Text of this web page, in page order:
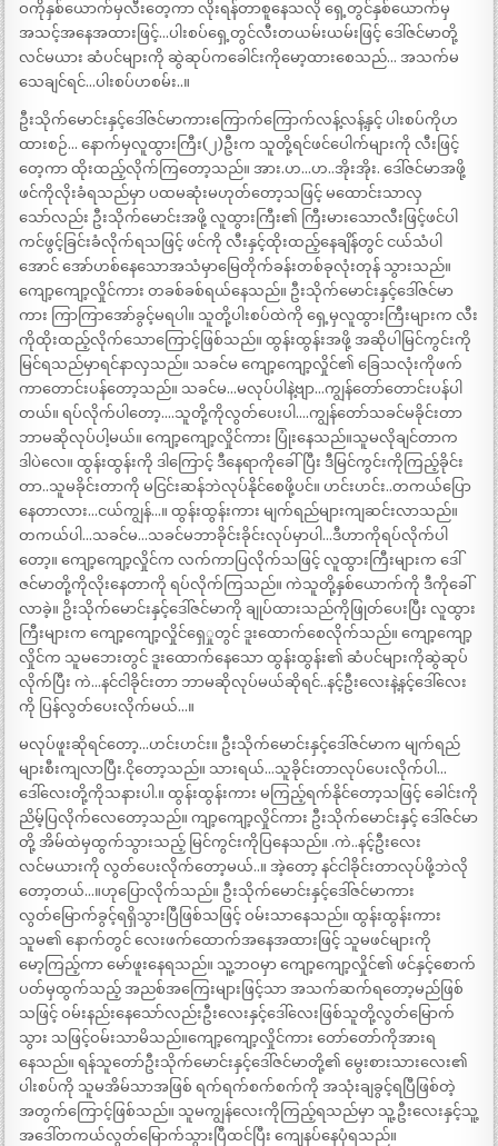
ဝကိုနှစ်ယောက်မှလီးတေ့ကာ လိုးရန်တာစူနေသလို ရှေ့တွင်နှစ်ယောက်မှ
အသင့်အနေအထားဖြင့်…ပါးစပ်ရှေ့တွင်လီးတယမ်းယမ်းဖြင့် ဒေါ်ဇင်မာတို့
လင်မယား ဆံပင်များကို ဆွဲဆုပ်ကခေါင်းကိုမော့ထားစေသည်… အသက်မ
သေချင်ရင်…ပါးစပ်ဟစမ်း..။
ဦးသိုက်မောင်းနှင့်ဒေါ်ဇင်မာကားကြောက်ကြောက်လန့်လန့်နှင့် ပါးစပ်ကိုဟ
ထားစဉ်… နောက်မှလူထွားကြီး(၂)ဦးက သူတို့ရင်ဖင်ပေါက်များကို လီးဖြင့်
တေ့ကာ ထိုးထည့်လိုက်ကြတော့သည်။ အား.ဟ…ဟ..အိုးအိုး. ဒေါ်ဇင်မာအဖို့
ဖင်ကိုလိုးခံရသည်မှာ ပထမဆုံးမဟုတ်တော့သဖြင့် မထောင်းသာလှ
သော်လည်း ဦးသိုက်မောင်းအဖို့ လူထွားကြီး၏ ကြီးမားသောလီးဖြင့်ဖင်ပါ
ကင်ဖွင့်ခြင်းခံလိုက်ရသဖြင့် ဖင်ကို လီးနှင့်ထိုးထည့်နေချိန်တွင် ငယ်သံပါ
အောင် အော်ဟစ်နေသောအသံမှာမြေတိုက်ခန်းတစ်ခုလုံးတုန် သွားသည်။
ကျော့ကျော့လှိုင်ကား တခစ်ခစ်ရယ်နေသည်။ ဦးသိုက်မောင်းနှင့်ဒေါ်ဇင်မာ
ကား ကြာကြာအော်ခွင့်မရပါ။ သူတို့ပါးစပ်ထဲကို ရှေ့မှလူထွားကြီးများက လီး
ကိုထိုးထည့်လိုက်သောကြောင့်ဖြစ်သည်။ ထွန်းထွန်းအဖို့ အဆိုပါမြင်ကွင်းကို
မြင်ရသည်မှာရင်နာလှသည်။ သခင်မ ကျော့ကျော့လှိုင်၏ ခြေသလုံးကိုဖက်
ကာတောင်းပန်တော့သည်။ သခင်မ…မလုပ်ပါနဲ့ဗျာ…ကျွန်တော်တောင်းပန်ပါ
တယ်။ ရပ်လိုက်ပါတော့….သူတို့ကိုလွတ်ပေးပါ….ကျွန်တော်သခင်မခိုင်းတာ
ဘာမဆိုလုပ်ပါ့မယ်။ ကျော့ကျော့လှိုင်ကား ပြုံးနေသည်။သူမလိုချင်တာက
ဒါပဲလေ။ ထွန်းထွန်းကို ဒါကြောင့် ဒီနေရာကိုခေါ်ပြီး ဒီမြင်ကွင်းကိုကြည့်ခိုင်း
တာ..သူမခိုင်းတာကို မငြင်းဆန်ဘဲလုပ်နိုင်စေဖို့ပင်။ ဟင်းဟင်း..တကယ်ပြော
နေတာလား…ငယ်ကျွန်…။ ထွန်းထွန်းကား မျက်ရည်များကျဆင်းလာသည်။
တကယ်ပါ…သခင်မ…သခင်မဘာခိုင်းခိုင်းလုပ်မှာပါ…ဒီဟာကိုရပ်လိုက်ပါ
တော့။ ကျော့ကျော့လှိုင်က လက်ကာပြလိုက်သဖြင့် လူထွားကြီးများက ဒေါ်
ဇင်မာတို့ကိုလိုးနေတာကို ရပ်လိုက်ကြသည်။ ကဲသူတို့နှစ်ယောက်ကို ဒီကိုခေါ်
လာခဲ့။ ဥိးသိုက်မောင်းနှင့်ဒေါ်ဇင်မာကို ချုပ်ထားသည်ကိုဖြုတ်ပေးပြီး လူထွား
ကြီးများက ကျော့ကျော့လှိုင်ရှေှုတွင် ဒူးထောက်စေလိုက်သည်။ ကျော့ကျော့
လှိုင်က သူမဘေးတွင် ဒူးထောက်နေသော ထွန်းထွန်း၏ ဆံပင်များကိုဆွဲဆုပ်
လိုက်ပြီး ကဲ…နင်ငါခိုင်းတာ ဘာမဆိုလုပ်မယ်ဆိုရင်..နင့်ဦးလေးနဲ့နင့်ဒေါ်လေး
ကို ပြန်လွတ်ပေးလိုက်မယ်…။
မလုပ်ဖူးဆိုရင်တော့…ဟင်းဟင်း။ ဦးသိုက်မောင်းနှင့်ဒေါ်ဇင်မာက မျက်ရည်
များစီးကျလာပြီး.ငိုတော့သည်။ သားရယ်…သူခိုင်းတာလုပ်ပေးလိုက်ပါ…
ဒေါ်လေးတို့ကိုသနားပါ.။ ထွန်းထွန်းကား မကြည့်ရက်နိုင်တော့သဖြင့် ခေါင်းကို
ညိမ့်ပြလိုက်လေတော့သည်။ ကျာ့ကျော့လှိုင်ကား ဦးသိုက်မောင်းနှင့် ဒေါ်ဇင်မာ
တို့ အိမ်ထဲမှထွက်သွားသည့် မြင်ကွင်းကိုပြနေသည်။ .ကဲ..နင့်ဦးလေး
လင်မယားကို လွတ်ပေးလိုက်တော့မယ်..။ အဲ့တော့ နင်ငါခိုင်းတာလုပ်ဖို့ဘဲလို
တော့တယ်…။ဟုပြောလိုက်သည်။ ဦးသိုက်မောင်းနှင့်ဒေါ်ဇင်မာကား
လွတ်မြောက်ခွင့်ရရှိသွားပြီဖြစ်သဖြင့် ဝမ်းသာနေသည်။ ထွန်းထွန်းကား
သူမ၏ နောက်တွင် လေးဖက်ထောက်အနေအထားဖြင့် သူမဖင်များကို
မော့ကြည့်ကာ မော်ဖူးနေရသည်။ သူ့ဘဝမှာ ကျော့ကျော့လှိုင်၏ ဖင်နှင့်စောက်
ပတ်မှထွက်သည့် အညစ်အကြေးများဖြင့်သာ အသက်ဆက်ရတော့မည်ဖြစ်
သဖြင့် ဝမ်းနည်းနေသော်လည်းဦးလေးနှင့်ဒေါ်လေးဖြစ်သူတို့လွတ်မြောက်
သွား သဖြင့်ဝမ်းသာမိသည်။ကျော့ကျော့လှိုင်ကား တော်တော်ကိုအားရ
နေသည်။ ရန်သူတော်ဦးသိုက်မောင်းနှင့်ဒေါ်ဇင်မာတို့၏ မွေးစားသားလေး၏
ပါးစပ်ကို သူမအိမ်သာအဖြစ် ရက်ရက်စက်စက်ကို အသုံးချခွင့်ရပြီဖြစ်တဲ့
အတွက်ကြောင့်ဖြစ်သည်။ သူမကျွန်လေးကိုကြည့်ရသည်မှာ သူ့ဦးလေးနှင့်သူ့
အဒေါ်တကယ်လွတ်မြောက်သွားပြီထင်ပြီး ကျေနပ်နေပုံရသည်။